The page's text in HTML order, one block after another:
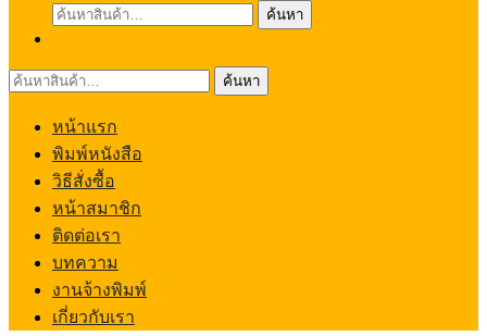
ค้นหา:
ค้นหา
ค้นหา: ค้นหา
หน้าแรก
พิมพ์หนังสือ
วิธีสั่งซื้อ
หน้าสมาชิก
ติดต่อเรา
บทความ
งานจ้างพิมพ์
เกี่ยวกับเรา